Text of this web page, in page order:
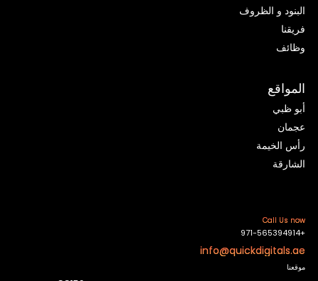
البنود و الظروف
فريقنا
وظائف
المواقع
أبو ظبي
عجمان
رأس الخيمة
الشارقة
Call Us now
+971-565394914
info@quickdigitals.ae
موقعنا